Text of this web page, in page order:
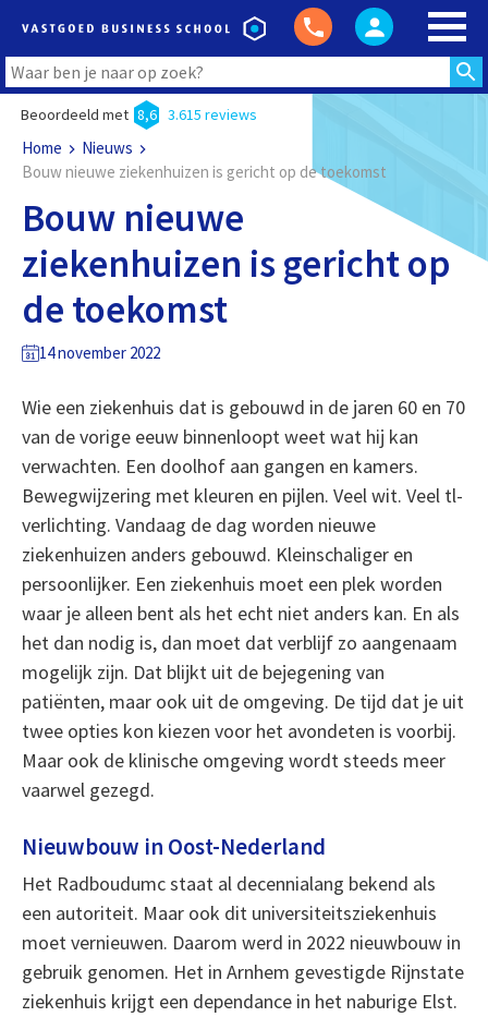
Beoordeeld met 8,6 3.615 reviews
Home
Nieuws
Bouw nieuwe ziekenhuizen is gericht op de toekomst
Bouw nieuwe
ziekenhuizen is gericht op
de toekomst
14 november 2022
Wie een ziekenhuis dat is gebouwd in de jaren 60 en 70
van de vorige eeuw binnenloopt weet wat hij kan
verwachten. Een doolhof aan gangen en kamers.
Bewegwijzering met kleuren en pijlen. Veel wit. Veel tl-
verlichting. Vandaag de dag worden nieuwe
ziekenhuizen anders gebouwd. Kleinschaliger en
persoonlijker. Een ziekenhuis moet een plek worden
waar je alleen bent als het echt niet anders kan. En als
het dan nodig is, dan moet dat verblijf zo aangenaam
mogelijk zijn. Dat blijkt uit de bejegening van
patiënten, maar ook uit de omgeving. De tijd dat je uit
twee opties kon kiezen voor het avondeten is voorbij.
Maar ook de klinische omgeving wordt steeds meer
vaarwel gezegd.
Nieuwbouw in Oost-Nederland
Het Radboudumc staat al decennialang bekend als
een autoriteit. Maar ook dit universiteitsziekenhuis
moet vernieuwen. Daarom werd in 2022 nieuwbouw in
gebruik genomen. Het in Arnhem gevestigde Rijnstate
ziekenhuis krijgt een dependance in het naburige Elst.